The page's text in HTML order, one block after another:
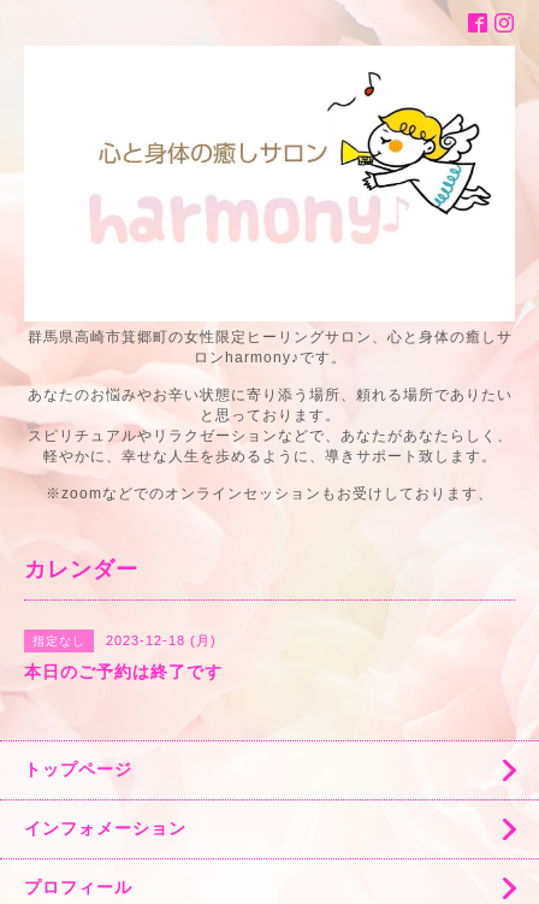
群馬県高崎市箕郷町の女性限定ヒーリングサロン、心と身体の癒しサ
ロンharmony♪です。
あなたのお悩みやお辛い状態に寄り添う場所、頼れる場所でありたい
と思っております。
スピリチュアルやリラクゼーションなどで、あなたがあなたらしく、
軽やかに、幸せな人生を歩めるように、導きサポート致します。
※zoomなどでのオンラインセッションもお受けしております、
カレンダー
指定なし 2023-12-18 (月)
本日のご予約は終了です
トップページ
インフォメーション
プロフィール